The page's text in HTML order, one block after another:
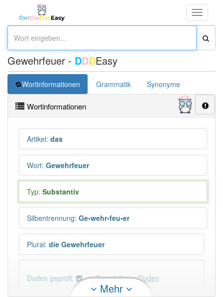
Toggle
Gewehrfeuer - DDDEasy
Wortinformationen Grammatik Synonyme
Wortinformationen
Artikel: das
Wort: Gewehrfeuer
Typ: Substantiv
Silbentrennung: Ge•wehr•feu•er
Plural: die Gewehrfeuer
Duden geprüft: Gewehrfeuer Duden
Mehr